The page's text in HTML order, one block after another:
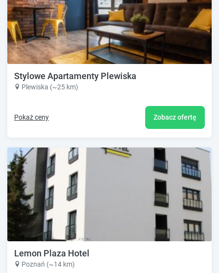
Stylowe Apartamenty Plewiska
Plewiska (~25 km)
Pokaż ceny Zobacz ofertę
Lemon Plaza Hotel
Poznań (~14 km)